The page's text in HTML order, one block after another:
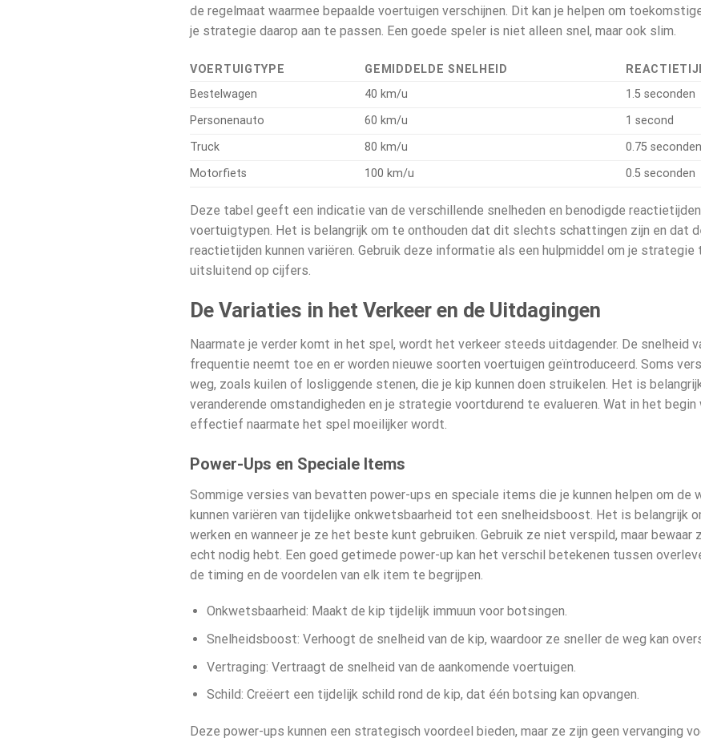
de regelmaat waarmee bepaalde voertuigen verschijnen. Dit kan je helpen om
je strategie daarop aan te passen. Een goede speler is niet alleen snel, maar ook slim.
VOERTUIGTYPE GEMIDDELDE SNELHEID
Bestelwagen
40 km/u
1.5 seconden
Personenauto
60 km/u
1 second
Truck
80 km/u
0.75 seconden
Motorfiets
100 km/u 0.5 seconden
Deze tabel geeft een indicatie van de verschillende snelheden en benodigde
voertuigtypen. Het is belangrijk om te onthouden dat dit slechts schattingen zijn en dat
reactietijden kunnen variëren. Gebruik deze informatie als een hulpmiddel om je strategie
uitsluitend op cijfers.
De Variaties in het Verkeer en de Uitdagingen
Naarmate je verder komt in het spel, wordt het verkeer steeds uitdagender. De snelheid
frequentie neemt toe en er worden nieuwe soorten voertuigen geïntroduceerd. Soms
weg, zoals kuilen of losliggende stenen, die je kip kunnen doen struikelen. Het is
veranderende omstandigheden en je strategie voortdurend te evalueren. Wat in het
effectief naarmate het spel moeilijker wordt.
Power-Ups en Speciale Items
Sommige versies van bevatten power-ups en speciale items die je kunnen helpen om de
kunnen variëren van tijdelijke onkwetsbaarheid tot een snelheidsboost. Het is belangrijk
werken en wanneer je ze het beste kunt gebruiken. Gebruik ze niet verspild, maar bewaar
echt nodig hebt. Een goed getimede power-up kan het verschil betekenen tussen
de timing en de voordelen van elk item te begrijpen.
Onkwetsbaarheid: Maakt de kip tijdelijk immuun voor botsingen.
Snelheidsboost: Verhoogt de snelheid van de kip, waardoor ze sneller de weg kan
Vertraging: Vertraagt de snelheid van de aankomende voertuigen.
Schild: Creëert een tijdelijk schild rond de kip, dat één botsing kan opvangen.
Deze power-ups kunnen een strategisch voordeel bieden, maar ze zijn geen vervanging